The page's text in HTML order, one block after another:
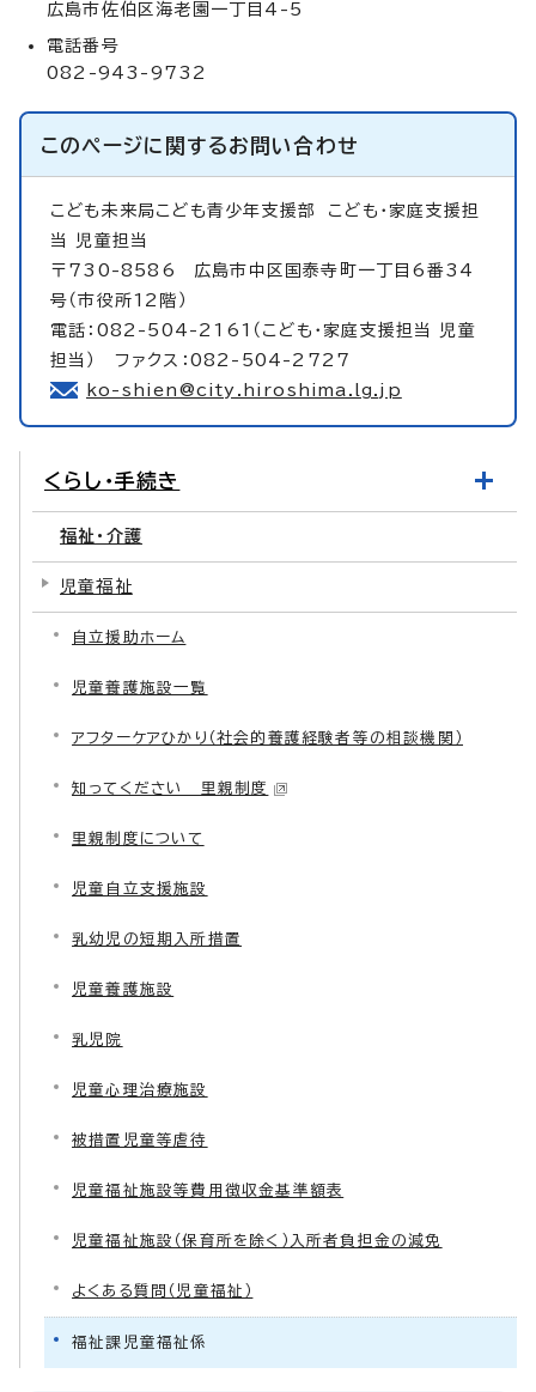
広島市佐伯区海老園一丁目4-5
電話番号
082-943-9732
このページに関するお問い合わせ
こども未来局こども青少年支援部 こども・家庭支援担
当 児童担当
〒730-8586 広島市中区国泰寺町一丁目6番34
号（市役所12階）
電話：082-504-2161（こども・家庭支援担当 児童
担当） ファクス：082-504-2727
ko-shien@city.hiroshima.lg.jp
くらし・手続き
福祉・介護
児童福祉
自立援助ホーム
児童養護施設一覧
アフターケアひかり（社会的養護経験者等の相談機関）
知ってください 里親制度
里親制度について
児童自立支援施設
乳幼児の短期入所措置
児童養護施設
乳児院
児童心理治療施設
被措置児童等虐待
児童福祉施設等費用徴収金基準額表
児童福祉施設（保育所を除く）入所者負担金の減免
よくある質問（児童福祉）
福祉課児童福祉係